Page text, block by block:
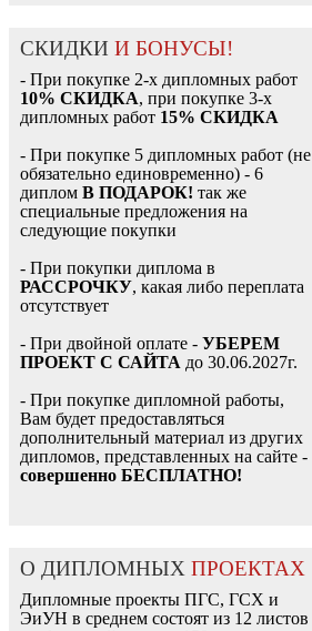
СКИДКИ И БОНУСЫ!
- При покупке 2-х дипломных работ
10% СКИДКА, при покупке 3-х
дипломных работ 15% СКИДКА
- При покупке 5 дипломных работ (не
обязательно единовременно) - 6
диплом В ПОДАРОК! так же
специальные предложения на
следующие покупки
- При покупки диплома в
РАССРОЧКУ, какая либо переплата
отсутствует
- При двойной оплате - УБЕРЕМ
ПРОЕКТ С САЙТА до 30.06.2027г.
- При покупке дипломной работы,
Вам будет предоставляться
дополнительный материал из других
дипломов, представленных на сайте -
совершенно БЕСПЛАТНО!
О ДИПЛОМНЫХ ПРОЕКТАХ
Дипломные проекты ПГС, ГСХ и
ЭиУН в среднем состоят из 12 листов